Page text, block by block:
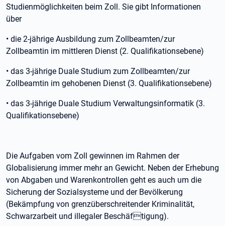
Studienmöglichkeiten beim Zoll. Sie gibt Informationen
über
• die 2-jährige Ausbildung zum Zollbeamten/zur
Zollbeamtin im mittleren Dienst (2. Qualifikationsebene)
• das 3-jährige Duale Studium zum Zollbeamten/zur
Zollbeamtin im gehobenen Dienst (3. Qualifikationsebene)
• das 3-jährige Duale Studium Verwaltungsinformatik (3.
Qualifikationsebene)
Die Aufgaben vom Zoll gewinnen im Rahmen der
Globalisierung immer mehr an Gewicht. Neben der Erhebung
von Abgaben und Warenkontrollen geht es auch um die
Sicherung der Sozialsysteme und der Bevölkerung
(Bekämpfung von grenzüberschreitender Kriminalität,
Schwarzarbeit und illegaler Beschäftigung).